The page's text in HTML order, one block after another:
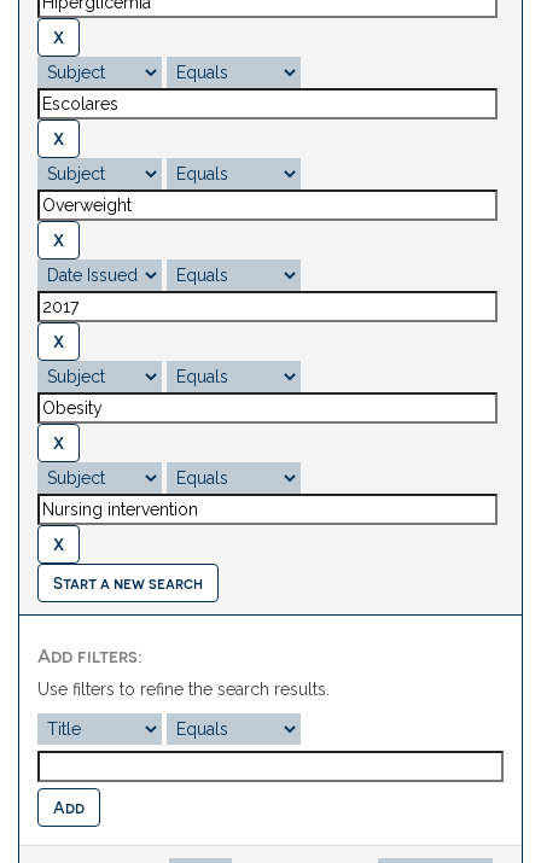
Start a new search
Add filters:
Use filters to refine the search results.